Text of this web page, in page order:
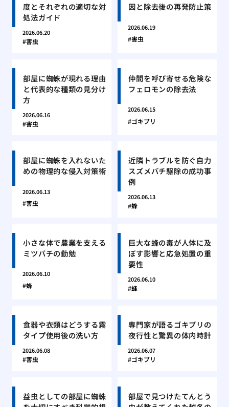
度とそれぞれの適切な対
処法ガイド
2026.06.20
害虫
因と除去後の再発防止策
2026.06.19
害虫
部屋に蜘蛛が現れる理由
と代表的な種類の見分け
方
2026.06.16
害虫
仲間を呼び寄せる危険な
フェロモンの除去法
2026.06.15
ゴキブリ
部屋に蜘蛛を入れないた
めの物理的な侵入対策術
2026.06.13
害虫
近隣トラブルを防ぐ自力
スズメバチ駆除の成功事
例
2026.06.13
蜂
小さな体で農業を支える
ミツバチの勤勉
2026.06.10
蜂
巨大な蜂の毒が人体に及
ぼす影響と応急処置の重
要性
2026.06.10
蜂
食器や衣類はどうする霧
タイプ使用後の洗い方
2026.06.08
害虫
専門家が語るゴキブリの
夜行性と驚異の体内時計
2026.06.07
ゴキブリ
益虫としての部屋に蜘蛛
部屋で見つけたてんとう